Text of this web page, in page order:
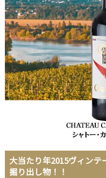
大当たり年2015ヴィン
掘り出し物！！